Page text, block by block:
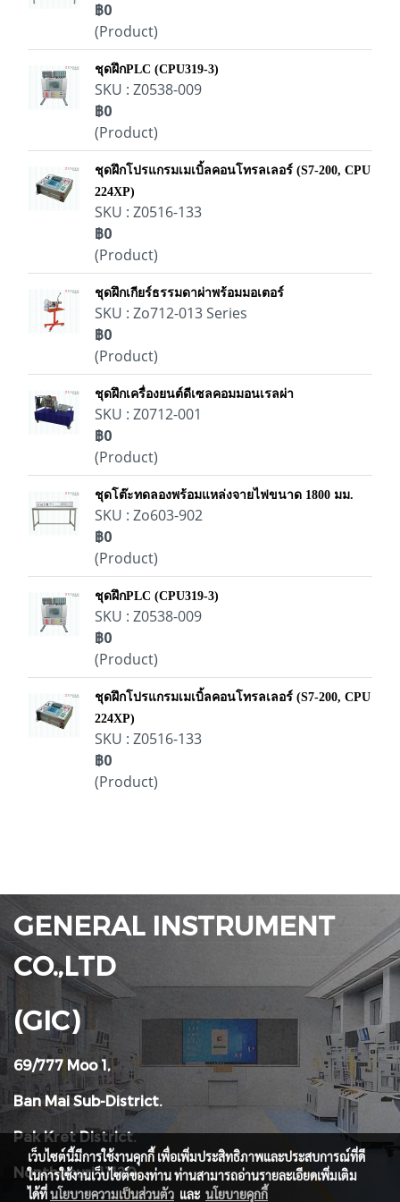
฿0
(Product)
ชุดฝึกPLC (CPU319-3)
SKU : Z0538-009
฿0
(Product)
ชุดฝึกโปรแกรมเมเบิ้ลคอนโทรลเลอร์ (S7-200, CPU
224XP)
SKU : Z0516-133
฿0
(Product)
ชุดฝึกเกียร์ธรรมดาผ่าพร้อมมอเตอร์
SKU : Zo712-013 Series
฿0
(Product)
ชุดฝึกเครื่องยนต์ดีเซลคอมมอนเรลผ่า
SKU : Z0712-001
฿0
(Product)
ชุดโต๊ะทดลองพร้อมแหล่งจายไฟขนาด 1800 มม.
SKU : Zo603-902
฿0
(Product)
ชุดฝึกPLC (CPU319-3)
SKU : Z0538-009
฿0
(Product)
ชุดฝึกโปรแกรมเมเบิ้ลคอนโทรลเลอร์ (S7-200, CPU
224XP)
SKU : Z0516-133
฿0
(Product)
GENERAL INSTRUMENT
CO.,LTD
(GIC)
69/777 Moo 1,
Ban Mai Sub-District.
Pak Kret District.
Nonthaburi 11120
เว็บไซต์นี้มีการใช้งานคุกกี้ เพื่อเพิ่มประสิทธิภาพและประสบการณ์ที่ดี
ในการใช้งานเว็บไซต์ของท่าน ท่านสามารถอ่านรายละเอียดเพิ่มเติม
ได้ที่นโยบายความเป็นส่วนตัว และ นโยบายคุกกี้